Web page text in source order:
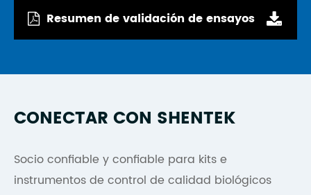
Resumen de validación de ensayos
CONECTAR CON SHENTEK
Socio confiable y confiable para kits e
instrumentos de control de calidad biológicos